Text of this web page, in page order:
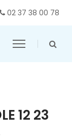
02 37 38 00 78
12 23